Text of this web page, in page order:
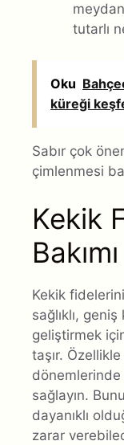
tutarlı
Oku
küreği
Sabır çok
çimlenmesi
Kekik
Bakımı
Kekik
sağlıklı,
geliştirmek
taşır.
dönemlerinde
sağlayın.
dayanıklı
zarar